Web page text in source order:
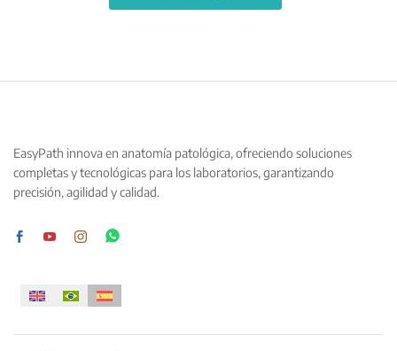
EasyPath innova en anatomía patológica, ofreciendo soluciones
completas y tecnológicas para los laboratorios, garantizando
precisión, agilidad y calidad.